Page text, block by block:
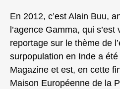
En 2012, c’est Alain Buu,
l’agence Gamma, qui
reportage sur le thème de
surpopulation en Inde a
Magazine et est, en cette
Maison Européenne de la